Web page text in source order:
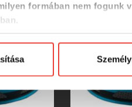
formában nem fogunk